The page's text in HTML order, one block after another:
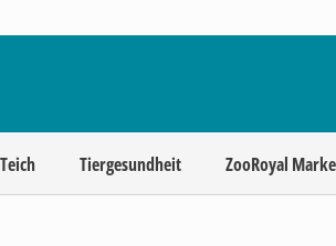
Teich Tiergesundheit ZooRoyal